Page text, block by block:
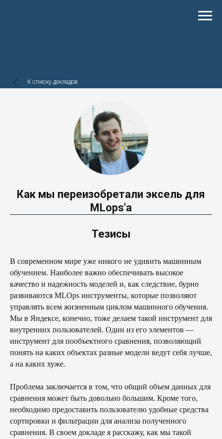
К списку докладов
Как мы переизобретали эксель для
MLops'а
Тезисы
В современном мире уже никого не удивить машинным
обучением. Наиболее важно обеспечивать высокое
качество и надежность моделей и, как следствие, бурно
развиваются MLOps инструменты, которые позволяют
управлять всем жизненным циклом машинного обучения.
Мы в Яндексе, конечно, тоже делаем такой инструмент для
внутренних пользователей. Один из его элементов —
инструмент для пообъектного сравнения, позволяющий
понять на каких объектах разные модели ведут себя лучше,
а на каких хуже.
Проблема заключается в том, что общий объем данных для
сравнения может быть довольно большим. Кроме того,
необходимо предоставить пользователю удобные средства
сортировки и фильтрации для анализа полученного
сравнения. В своем докладе я расскажу, как мы такой